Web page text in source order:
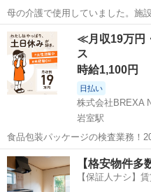
母の介護で使用していました。施
必要な方にお譲りいたします。 袋
を防臭。高機能素材。においか
×40㎝ マチ付き 90枚入...
新潟 新潟市 寺尾駅 掃
≪月収19万円
ス
時給1,100円
日払い
株式会社BREXA
岩室駅
食品包装パッケージの検査業務！
通勤OK！無料駐車場あり！残業
OK！空調完備で快適！土日休み！
り！《新潟県新潟市西蒲区》 人...
新潟 新潟市 岩室駅 そ
【格安物件多
【保証人ナシ】